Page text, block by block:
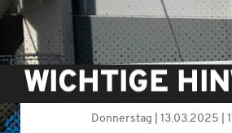
WICHTIGE
Donnerstag | 13.03.2025